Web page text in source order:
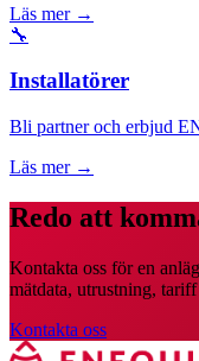
Läs mer→
🔧
Installatörer
Bli partner och erbjud
Läs mer→
Redo att
Kontakta oss för en
mätdata, utrustning,
Kontakta oss